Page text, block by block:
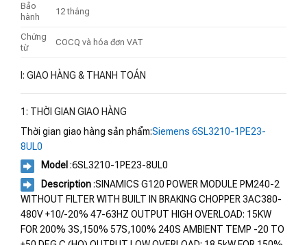
Bảo
hành
12 tháng
Chứng
từ
COCQ và hóa đơn VAT
I: GIAO HÀNG & THANH TOÁN
1: THỜI GIAN GIAO HÀNG
Thời gian giao hàng sản phẩm:Siemens 6SL3210-1PE23-
8UL0
Model :6SL3210-1PE23-8UL0
Description:SINAMICS G120 POWER MODULE PM240-2
WITHOUT FILTER WITH BUILT IN BRAKING CHOPPER 3AC380-
480V +10/-20% 47-63HZ OUTPUT HIGH OVERLOAD: 15KW
FOR 200% 3S,150% 57S,100% 240S AMBIENT TEMP -20 TO